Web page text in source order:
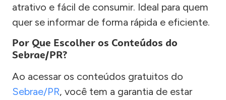
atrativo e fácil de consumir. Ideal para quem
quer se informar de forma rápida e eficiente.
Por Que Escolher os Conteúdos do
Sebrae/PR?
Ao acessar os conteúdos gratuitos do
Sebrae/PR, você tem a garantia de estar